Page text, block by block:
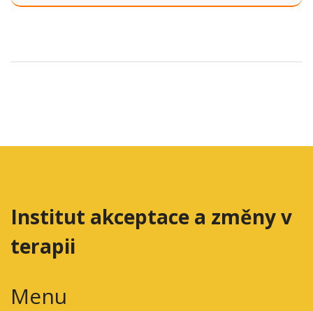
Institut akceptace a změny v
terapii
Menu